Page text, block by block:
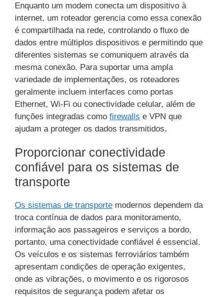
Enquanto um modem conecta um dispositivo à
internet, um roteador gerencia como essa conexão
é compartilhada na rede, controlando o fluxo de
dados entre múltiplos dispositivos e permitindo que
diferentes sistemas se comuniquem através da
mesma conexão. Para suportar uma ampla
variedade de implementações, os roteadores
geralmente incluem interfaces como portas
Ethernet, Wi-Fi ou conectividade celular, além de
funções integradas como firewalls e VPN que
ajudam a proteger os dados transmitidos.
Proporcionar conectividade
confiável para os sistemas de
transporte
Os sistemas de transporte modernos dependem da
troca contínua de dados para monitoramento,
informação aos passageiros e serviços a bordo,
portanto, uma conectividade confiável é essencial.
Os veículos e os sistemas ferroviários também
apresentam condições de operação exigentes,
onde as vibrações, o movimento e os rigorosos
requisitos de segurança podem afetar os